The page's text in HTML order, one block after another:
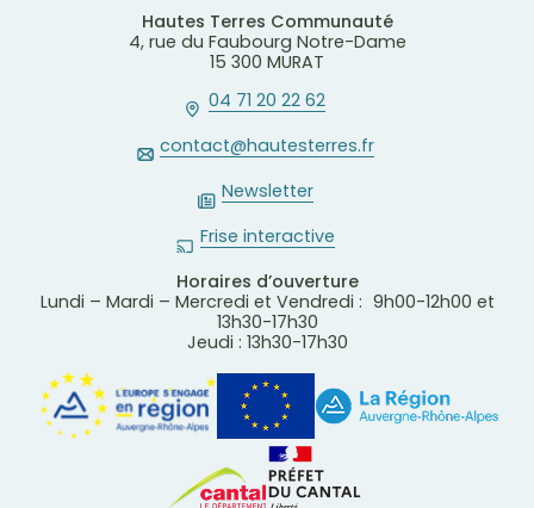
Hautes Terres Communauté
4, rue du Faubourg Notre-Dame
15 300 MURAT
04 71 20 22 62
contact@hautesterres.fr
Newsletter
Frise interactive
Horaires d’ouverture
Lundi – Mardi – Mercredi et Vendredi : 9h00-12h00 et
13h30-17h30
Jeudi : 13h30-17h30